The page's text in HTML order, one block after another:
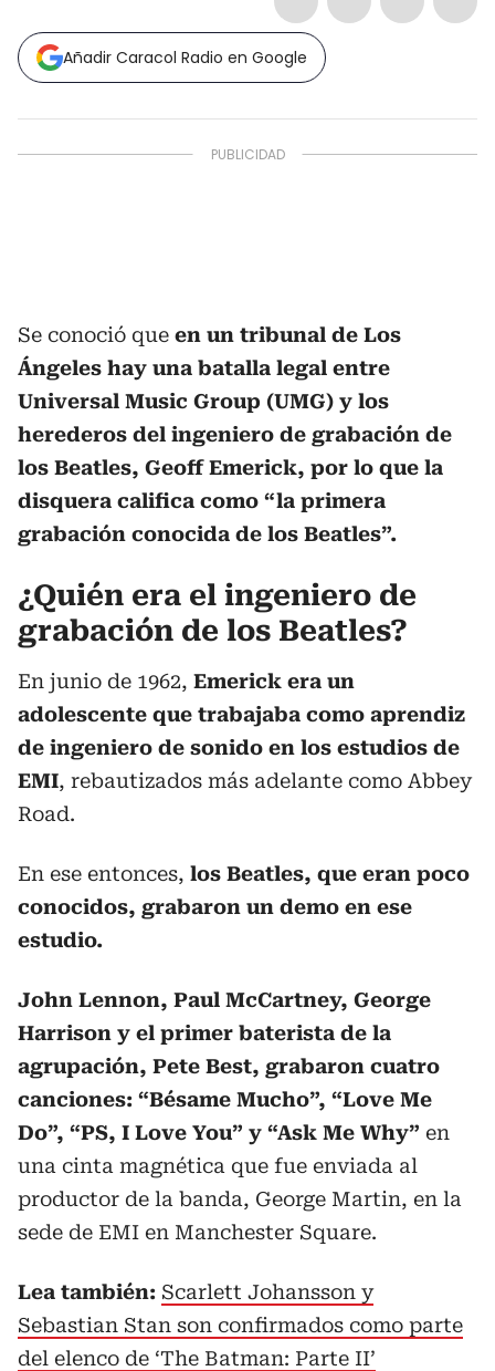
Añadir Caracol Radio en Google
Se conoció que en un tribunal de Los
Ángeles hay una batalla legal entre
Universal Music Group (UMG) y los
herederos del ingeniero de grabación de
los Beatles, Geoff Emerick, por lo que la
disquera califica como “la primera
grabación conocida de los Beatles”.
¿Quién era el ingeniero de
grabación de los Beatles?
En junio de 1962, Emerick era un
adolescente que trabajaba como aprendiz
de ingeniero de sonido en los estudios de
EMI, rebautizados más adelante como Abbey
Road.
En ese entonces, los Beatles, que eran poco
conocidos, grabaron un demo en ese
estudio.
John Lennon, Paul McCartney, George
Harrison y el primer baterista de la
agrupación, Pete Best, grabaron cuatro
canciones: “Bésame Mucho”, “Love Me
Do”, “PS, I Love You” y “Ask Me Why” en
una cinta magnética que fue enviada al
productor de la banda, George Martin, en la
sede de EMI en Manchester Square.
Lea también: Scarlett Johansson y
Sebastian Stan son confirmados como parte
del elenco de ‘The Batman: Parte II’